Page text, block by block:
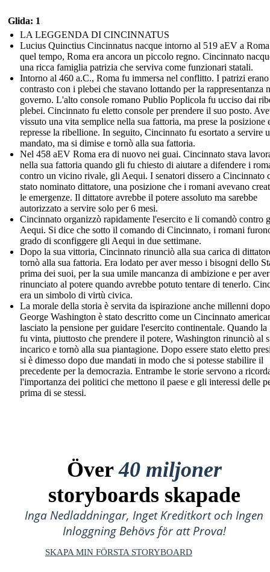
Glida: 1
LA LEGGENDA DI CINCINNATUS
Lucius Quinctius Cincinnatus nacque intorno al 519 aEV a
quel tempo, Roma era ancora un piccolo regno. Cincinnato
una ricca famiglia patrizia che serviva come funzionari statali.
Intorno al 460 a.C., Roma fu immersa nel conflitto. I patrizi
contrasto con i plebei che stavano lottando per la rappresentanza
governo. L'alto console romano Publio Poplicola fu ucciso dai
plebei. Cincinnato fu eletto console per prendere il suo posto.
vissuto una vita semplice nella sua fattoria, ma prese la posizione
represse la ribellione. In seguito, Cincinnato fu esortato a servire
mandato, ma si dimise e tornò alla sua fattoria.
Nel 458 aEV Roma era di nuovo nei guai. Cincinnato stava
nella sua fattoria quando gli fu chiesto di aiutare a difendere i
contro un vicino rivale, gli Aequi. I senatori dissero a Cincinnato
stato nominato dittatore, una posizione che i romani avevano
le emergenze. Il dittatore avrebbe il potere assoluto ma sarebbe
autorizzato a servire solo per 6 mesi.
Cincinnato organizzò rapidamente l'esercito e li comandò contro
Aequi. Si dice che sotto il comando di Cincinnato, i romani
grado di sconfiggere gli Aequi in due settimane.
Dopo la sua vittoria, Cincinnato rinunciò alla sua carica di
tornò alla sua fattoria. Era lodato per aver messo i bisogni dello
prima dei suoi, per la sua umile mancanza di ambizione e per aver
rinunciato al potere quando avrebbe potuto tentare di tenerlo.
era un simbolo di virtù civica.
La morale della storia è servita da ispirazione anche millenni
George Washington è stato descritto come un Cincinnato
lasciato la pensione per guidare l'esercito continentale. Quando la
fu vinta, piuttosto che prendere il potere, Washington rinunciò al
incarico e tornò alla sua piantagione. Dopo essere stato eletto
si è dimesso dopo due mandati in modo che si potesse stabilire il
precedente per la democrazia. Entrambe le storie servono a
l'importanza dei politici che mettono il paese e gli interessi delle
prima di se stessi.
Över40 miljoner
storyboards skapade
Inga Nedladdningar, Inget Kreditkort och Ingen
Inloggning Behövs för att Prova!
SKAPA MIN FÖRSTA STORYBOARD